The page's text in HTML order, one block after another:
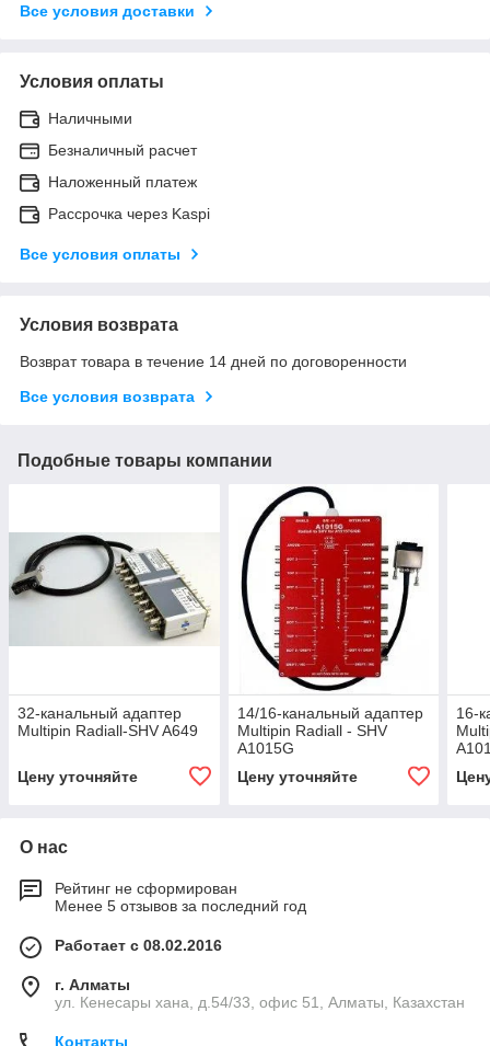
Все условия доставки
Условия оплаты
Наличными
Безналичный расчет
Наложенный платеж
Рассрочка через Kaspi
Все условия оплаты
Условия возврата
Возврат товара в течение 14 дней по договоренности
Все условия возврата
Подобные товары компании
32-канальный адаптер
Multipin Radiall-SHV A649
Цену уточняйте
14/16-канальный адаптер
Multipin Radiall - SHV
A1015G
Цену уточняйте
16-
О нас
Рейтинг не сформирован
Менее 5 отзывов за последний год
Работает с 08.02.2016
г. Алматы
ул. Кенесары хана, д.54/33, офис 51, Алматы, Казахстан
Контакты